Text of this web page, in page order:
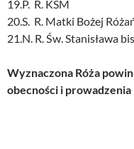
19.P. R. KSM
20.S. R. Matki Bożej
21.N. R. Św. Stanisława
Wyznaczona Róża
obecności i